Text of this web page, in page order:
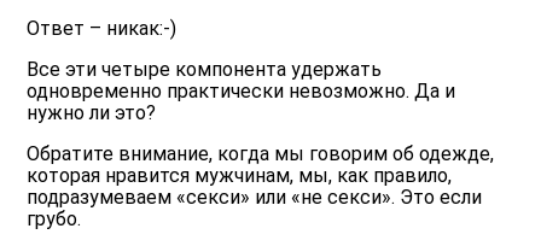
Ответ – никак:-)
Все эти четыре компонента удержать
одновременно практически невозможно. Да и
нужно ли это?
Обратите внимание, когда мы говорим об одежде,
которая нравится мужчинам, мы, как правило,
подразумеваем «секси» или «не секси». Это если
грубо.